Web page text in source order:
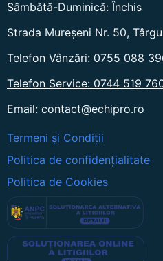
Sâmbătă-Duminică: Închis
Strada Mureșeni Nr. 50,
Telefon Vânzări: 0755 088
Telefon Service: 0744 519
Email: contact@echipro.ro
Termeni și Condiții
Politica de confidențialitate
Politica de Cookies